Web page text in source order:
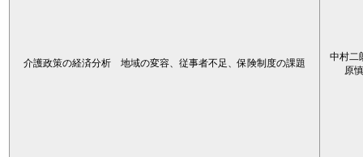
介護政策の経済分析 地域の変容、従事者不足、保険制度の課題
中村二
原